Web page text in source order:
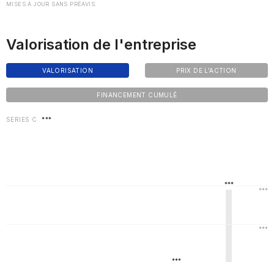
MISES À JOUR SANS PRÉAVIS.
Valorisation de l'entreprise
VALORISATION PRIX DE L'ACTION
FINANCEMENT CUMULÉ
SERIES C ***